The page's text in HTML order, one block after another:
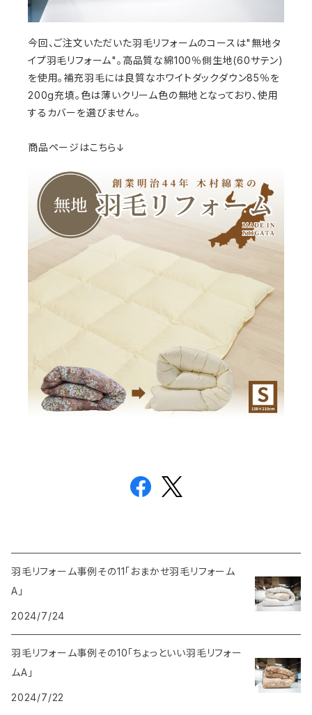
今回、ご注文いただいた羽毛リフォームのコースは"無地タ
イプ羽毛リフォーム"。高品質な綿100％側生地(60サテン)
を使用。補充羽毛には良質なホワイトダックダウン85％を
200g充填。色は薄いクリーム色の無地となっており、使用
するカバーを選びません。
商品ページはこちら↓
羽毛リフォーム事例その11「おまかせ羽毛リフォーム
A」
2024/7/24
羽毛リフォーム事例その10「ちょっといい羽毛リフォー
ムA」
2024/7/22